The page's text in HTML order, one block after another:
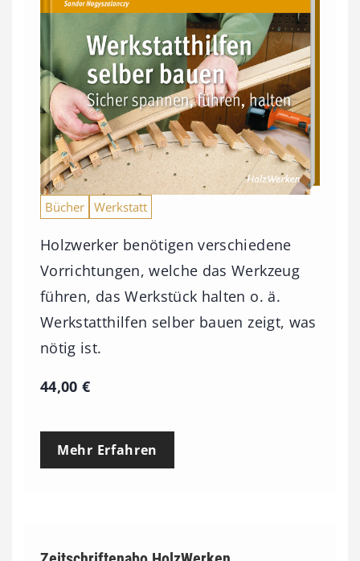
Bücher Werkstatt
Holzwerker benötigen verschiedene
Vorrichtungen, welche das Werkzeug
führen, das Werkstück halten o. ä.
Werkstatthilfen selber bauen zeigt, was
nötig ist.
44,00€
Mehr Erfahren